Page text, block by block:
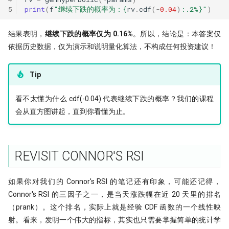
5
print(f"继续下跌的概率为： {rv.cdf( -0.04) : .2%}" )
结果表明， 继续下跌的概率仅为 0.16%。所以，结论是：本答案仅
依据历史数据，仅为演示和说明量化算法，不构成任何投资建议！
Tip
看不太懂为什么 cdf(-0.04) 代表继续下跌的概率？我们的课程
会从直方图讲起，直到你看懂为止。
REVISIT CONNOR'S RSI
如果你对我们的 Connor's RSI 的笔记还有印象，可能还记得，
Connor's RSI 的三因子之一，是当天涨跌幅在近 20 天里的排名
（prank）。这个排名，实际上就是经验 CDF 函数的一个线性映
射。看来，发明一个伟大的指标，其实也只需要掌握简单的统计学